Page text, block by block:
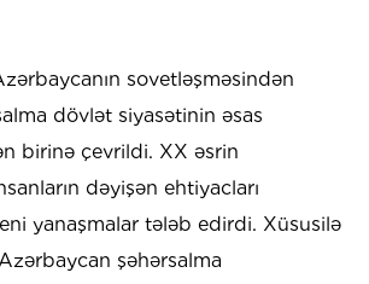
sovetləşməsindən
dövlət siyasətinin əsas
birinə çevrildi. XX əsrin
dəyişən ehtiyacları
yanaşmalar tələb edirdi. Xüsusilə
şəhərsalma